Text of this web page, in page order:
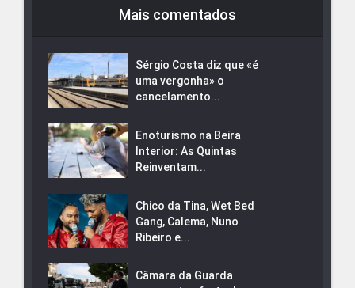
Mais comentados
Sérgio Costa diz que «é
uma vergonha» o
cancelamento...
Enoturismo na Beira
Interior: As Quintas
Reinventam...
Chico da Tina, Wet Bed
Gang, Calema, Nuno
Ribeiro e...
Câmara da Guarda